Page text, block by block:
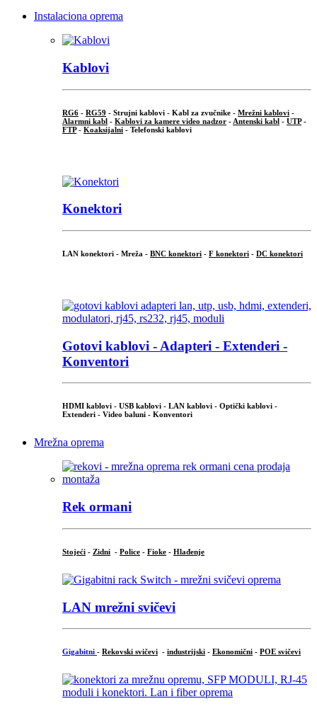
Instalaciona oprema
Kablovi
RG6 - RG59 - Strujni kablovi - Kabl za zvučnike - Mrežni kablovi -
Alarmni kabl - Kablovi za kamere video nadzor - Antenski kabl - UTP-
FTP- Koaksijalni - Telefonski kablovi
Konektori
LAN konektori - Mreža - BNC konektori - F konektori - DC konektori
Gotovi kablovi - Adapteri - Extenderi -
Konventori
HDMI kablovi - USB kablovi - LAN kablovi - Optički kablovi -
Extenderi - Video baluni - Konventori
Mrežna oprema
Rek ormani
Stojeći - Zidni - Police - Fioke - Hlađenje
LAN mrežni svičevi
Gigabitni - Rekovski svičevi - industrijski - Ekonomični - POE svičevi